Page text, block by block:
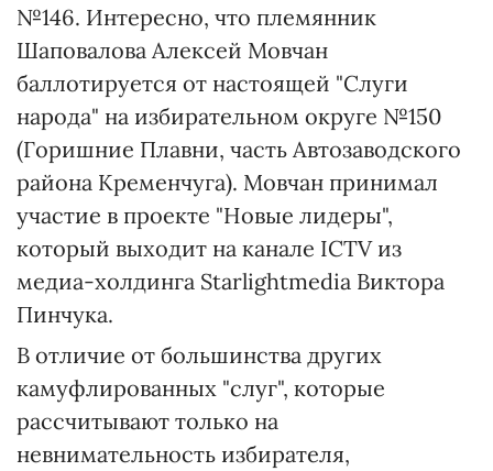
№146. Интересно, что племянник
Шаповалова Алексей Мовчан
баллотируется от настоящей "Слуги
народа" на избирательном округе №150
(Горишние Плавни, часть Автозаводского
района Кременчуга). Мовчан принимал
участие в проекте "Новые лидеры",
который выходит на канале ICTV из
медиа-холдинга Starlightmedia Виктора
Пинчука.
В отличие от большинства других
камуфлированных "слуг", которые
рассчитывают только на
невнимательность избирателя,